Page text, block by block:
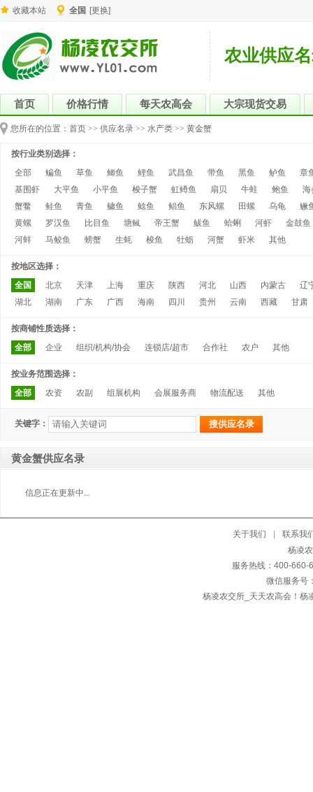
收藏本站 全国 [更换]
农业供应
首页 价格行情 每天农高会 大宗现货交易
您所在的位置： 首页 >> 供应名录 >> 水产类 >> 黄金蟹
按行业类别选择：
全部
鳊鱼 草鱼 鲫鱼 鲤鱼 武昌鱼 带鱼 黑鱼 鲈鱼
章
基围虾
大平鱼 小平鱼 梭子蟹 虹鳟鱼 扇贝 牛蛙 鲍鱼
海
蟹鳖
鲑鱼 青鱼 鳙鱼 鲶鱼 鲳鱼 东风螺 田螺 乌龟
鳜
黄螺
罗汉鱼 比目鱼 塘鲺 帝王蟹 鲅鱼 蛤蜊 河虾
金鼓鱼
河蚌
马鲛鱼 螃蟹 生蚝 梭鱼 牡蛎 河蟹 虾米 其他
按地区选择：
全国
北京 天津 上海 重庆 陕西 河北 山西 内蒙古
辽
湖北
湖南 广东 广西 海南 四川 贵州 云南 西藏 甘肃
按商铺性质选择：
全部
企业 组织/机构/协会 连锁店/超市 合作社 农户 其他
按业务范围选择：
全部
农资 农副 组展机构 会展服务商 物流配送 其他
关键字：
黄金蟹供应名录
信息正在更新中...
关于我们
联系我
杨凌
服务热线：400-660-
微信服务号
杨凌农交所_天天农高会！杨